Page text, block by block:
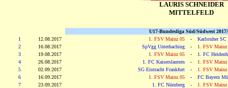
LAURIS SCHNEIDER
MITTELFELD
U17-Bundesliga Süd/Südwest
1
12.08.2017 1. FSV Mainz 05 -
Karlsruher SC
2
16.08.2017 SpVgg Unterhaching -
1. FSV Mainz
3
19.08.2017 1. FSV Mainz 05 -
1. FC
4
26.08.2017 1. FC Kaiserslautern -
1. FSV Mainz
5
02.09.2017 SG Eintracht Frankfurt -
1. FSV Mainz
6
16.09.2017 1. FSV Mainz 05 -
FC Bayern
7
23.09.2017 1. FC Nürnberg -
1. FSV Mainz